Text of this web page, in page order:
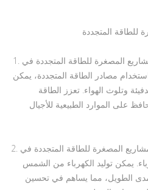
1. تشجيع الاستدامة: تساهم إدارة المشاريع المصغرة للطاقة المتجددة في
مصادر الطاقة المتجددة، يمكن
وتلوث الهواء. تعزز الطاقة
على الموارد الطبيعية للأجيال
2. توفير الطاقة والتكاليف: تساهم المشاريع المصغرة للطاقة المتجددة في
يمكن توليد الكهرباء من الشمس
الطويل، مما يساهم في تحسين